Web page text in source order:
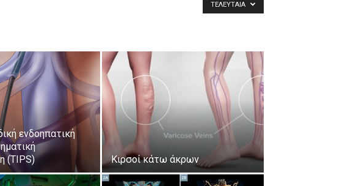
ΤΕΛΕΥΤΑΊΑ
ενδοηπατική
(TIPS)
Κιρσοί κάτω άκρων